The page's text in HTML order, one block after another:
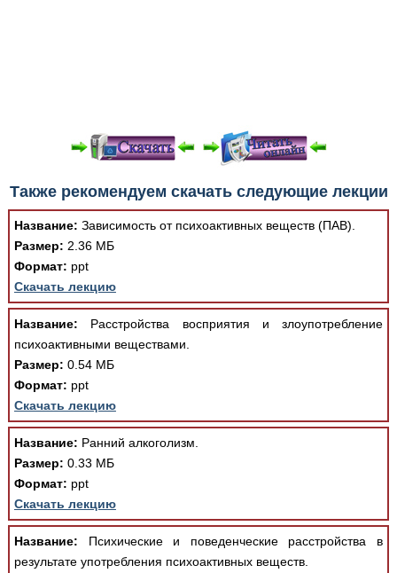
При просмотре в режиме "Читать онлайн" возможны
различные ошибки отображения документа в результате
отсутствия поддержки Вашим браузером шрифтов и
изменения размеров исходных шаблонов. При
скачивании документа данная ошибка устраняется Вашим
программным обеспечением автоматически.
Также рекомендуем скачать следующие лекции
Название: Зависимость от психоактивных веществ (ПАВ).
Размер: 2.36 МБ
Формат: ppt
Скачать лекцию
Название: Расстройства восприятия и злоупотребление
психоактивными веществами.
Размер: 0.54 МБ
Формат: ppt
Скачать лекцию
Название: Ранний алкоголизм.
Размер: 0.33 МБ
Формат: ppt
Скачать лекцию
Название: Психические и поведенческие расстройства в
результате употребления психоактивных веществ.